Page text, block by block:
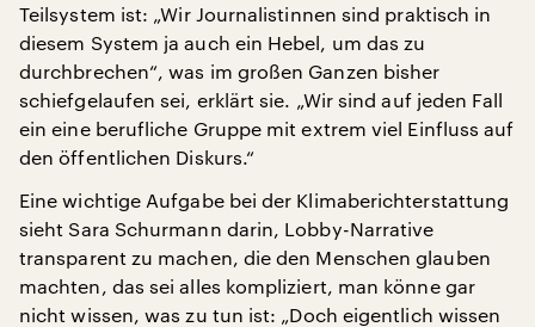
Teilsystem ist: „Wir Journalistinnen sind praktisch in
diesem System ja auch ein Hebel, um das zu
durchbrechen“, was im großen Ganzen bisher
schiefgelaufen sei, erklärt sie. „Wir sind auf jeden Fall
ein eine berufliche Gruppe mit extrem viel Einfluss auf
den öffentlichen Diskurs.“
Eine wichtige Aufgabe bei der Klimaberichterstattung
sieht Sara Schurmann darin, Lobby-Narrative
transparent zu machen, die den Menschen glauben
machten, das sei alles kompliziert, man könne gar
nicht wissen, was zu tun ist: „Doch eigentlich wissen